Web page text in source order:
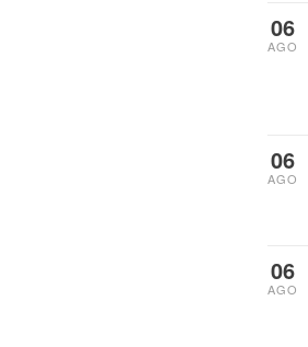
06
AGO
06
AGO
06
AGO